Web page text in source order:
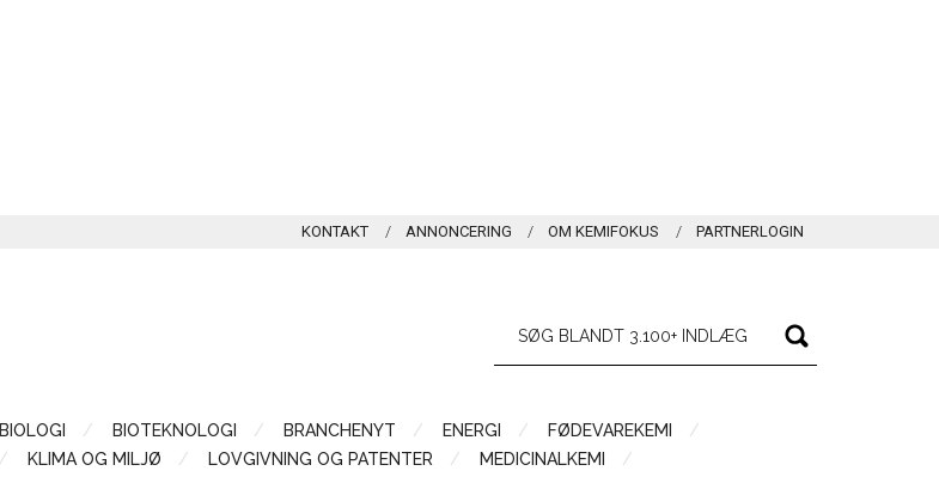
KONTAKT ANNONCERING OM KEMIFOKUS PARTNERLOGIN
BIOLOGI BIOTEKNOLOGI BRANCHENYT ENERGI
FØDEVAREKEMI
KLIMA OG MILJØ LOVGIVNING OG PATENTER
MEDICINALKEMI